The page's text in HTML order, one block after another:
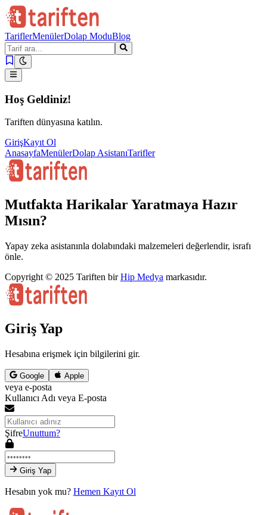
TariflerMenülerDolap ModuBlog
Hoş Geldiniz!
Tariften dünyasına katılın.
GirişKayıt Ol
AnasayfaMenülerDolap AsistanıTarifler
Mutfakta Harikalar Yaratmaya Hazır
Mısın?
Yapay zeka asistanınla dolabındaki malzemeleri değerlendir, israfı
önle.
Copyright © 2025 Tariften birHip Medya markasıdır.
Giriş Yap
Hesabına erişmek için bilgilerini gir.
Google Apple
veya e-posta
Kullanıcı Adı veya E-posta
ŞifreUnuttum?
Giriş Yap
Hesabın yok mu? Hemen Kayıt Ol